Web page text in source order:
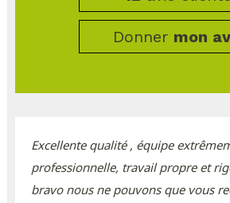
Donner mon
Excellente qualité , équipe
professionnelle, travail propre et
bravo nous ne pouvons que vous